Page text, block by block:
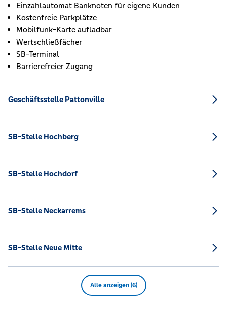
Einzahlautomat Banknoten für eigene Kunden
Kostenfreie Parkplätze
Mobilfunk-Karte aufladbar
Wertschließfächer
SB-Terminal
Barrierefreier Zugang
Geschäftsstelle Pattonville
SB-Stelle Hochberg
SB-Stelle Hochdorf
SB-Stelle Neckarrems
SB-Stelle Neue Mitte
Alle anzeigen (6)